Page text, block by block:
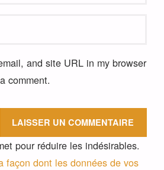
and site URL in my browser
comment.
pour réduire les indésirables.
façon dont les données de vos